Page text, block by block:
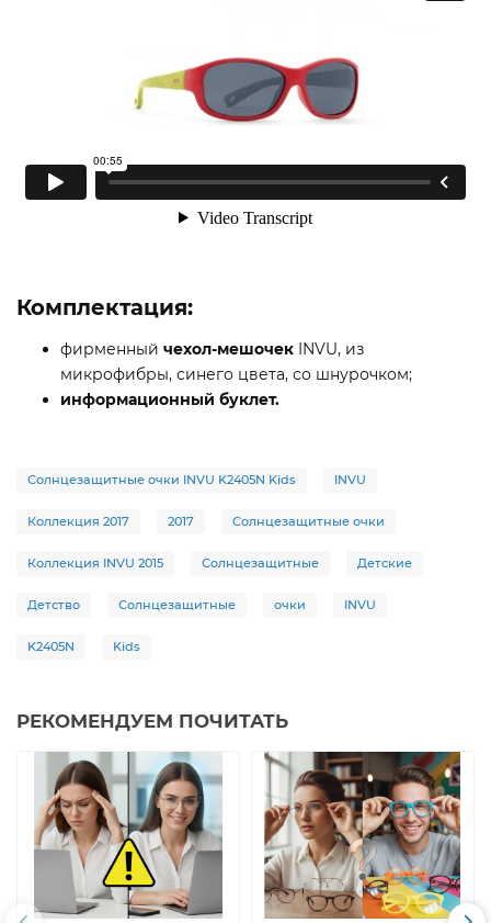
Комплектация:
фирменный чехол-мешочек INVU, из
микрофибры, синего цвета, со шнурочком;
информационный буклет.
Солнцезащитные очки INVU K2405N Kids INVU
Коллекция 2017 2017 Солнцезащитные очки
Коллекция INVU 2015 Солнцезащитные Детские
Детство Солнцезащитные очки INVU
K2405N Kids
РЕКОМЕНДУЕМ ПОЧИТАТЬ